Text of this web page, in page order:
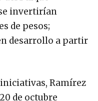
invertirían
de pesos;
desarrollo a partir
Ramírez
de octubre